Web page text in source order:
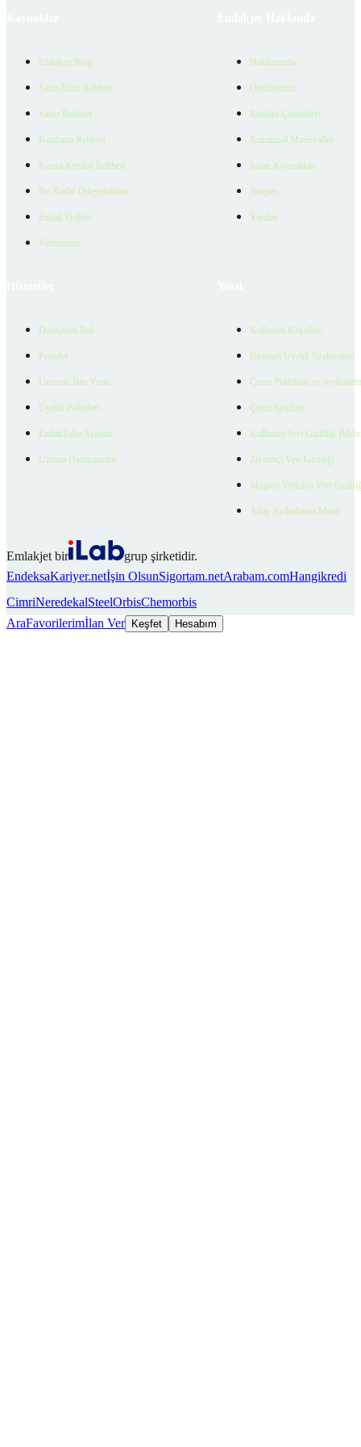
Emlakjet Blog
Satın Alma Rehberi
Satıcı Rehberi
Kiralama Rehberi
Konut Kredisi Rehberi
Ne Kadar Ödeyebilirim
Emlak Değeri
Verilerimiz
Hakkımızda
Ödüllerimiz
Reklam Çözümleri
Kurumsal Materyaller
İnsan Kaynakları
İletişim
Yardım
Danışman Bul
Projeler
Ücretsiz İlan Verin
Üyelik Paketleri
EmlakZeka Asistan
Uzman Danışmanlar
Kullanım Koşulları
Bireysel Üyelik Sözleşmesi
Çerez Politikası ve
Çerez Ayarları
Kullanıcı Veri Gizliliği
Ziyaretçi Veri Gizliliği
Müşteri Yetkilisi Veri
Aday Aydınlatma Metni
Emlakjet bir
grup şirketidir.
EndeksaKariyer.netİşin OlsunSigortam.netArabam.comHangikredi
CimriNeredekalSteelOrbisChemorbis
AraFavorilerimİlan Ver Keşfet Hesabım